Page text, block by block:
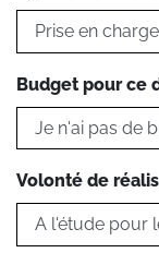
Budget pour ce
Volonté de